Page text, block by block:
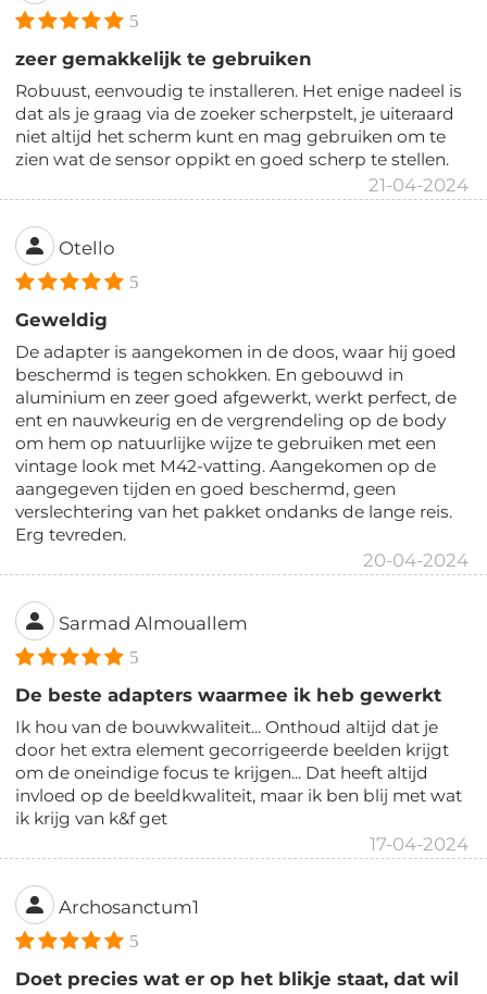
5
zeer gemakkelijk te gebruiken
Robuust, eenvoudig te installeren. Het enige nadeel is
dat als je graag via de zoeker scherpstelt, je uiteraard
niet altijd het scherm kunt en mag gebruiken om te
zien wat de sensor oppikt en goed scherp te stellen.
21-04-2024
Otello
5
Geweldig
De adapter is aangekomen in de doos, waar hij goed
beschermd is tegen schokken. En gebouwd in
aluminium en zeer goed afgewerkt, werkt perfect, de
ent en nauwkeurig en de vergrendeling op de body
om hem op natuurlijke wijze te gebruiken met een
vintage look met M42-vatting. Aangekomen op de
aangegeven tijden en goed beschermd, geen
verslechtering van het pakket ondanks de lange reis.
Erg tevreden.
20-04-2024
Sarmad Almouallem
5
De beste adapters waarmee ik heb gewerkt
Ik hou van de bouwkwaliteit... Onthoud altijd dat je
door het extra element gecorrigeerde beelden krijgt
om de oneindige focus te krijgen... Dat heeft altijd
invloed op de beeldkwaliteit, maar ik ben blij met wat
ik krijg van k&f get
17-04-2024
Archosanctum1
5
Doet precies wat er op het blikje staat, dat wil